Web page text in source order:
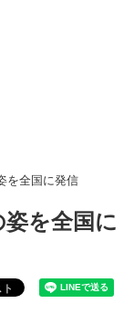
を全国に発信
を全国に